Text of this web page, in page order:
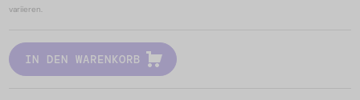
variieren.
IN DEN WARENKORB